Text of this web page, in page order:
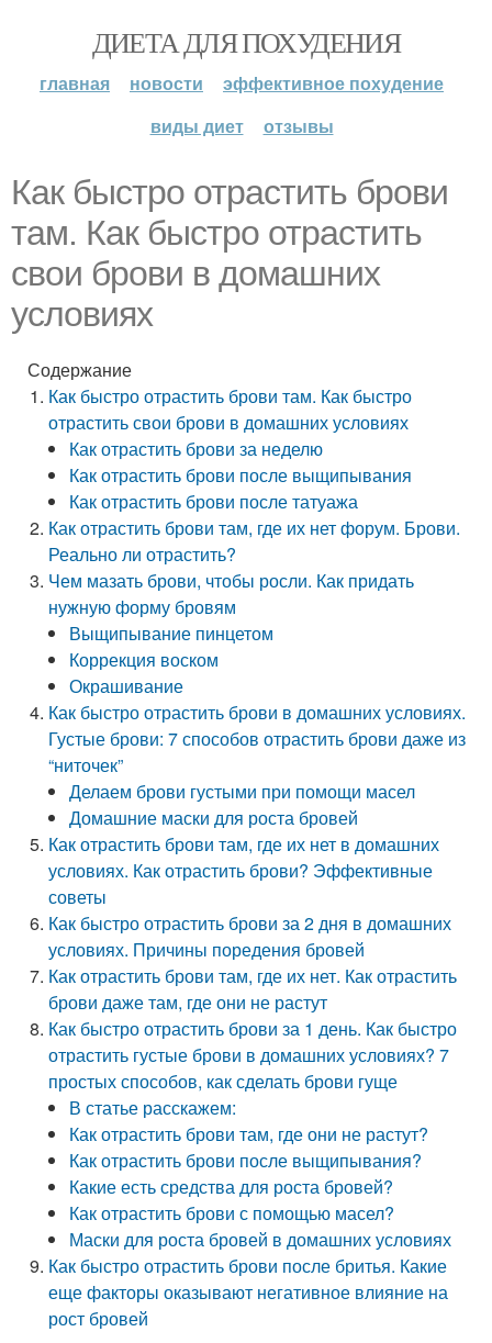
ДИЕТА ДЛЯ ПОХУДЕНИЯ
главная новости
эффективное похудение
виды диет
отзывы
Как быстро отрастить брови
там. Как быстро отрастить
свои брови в домашних
условиях
Содержание
Как быстро отрастить брови там. Как быстро
отрастить свои брови в домашних условиях
Как отрастить брови за неделю
Как отрастить брови после выщипывания
Как отрастить брови после татуажа
Как отрастить брови там, где их нет форум. Брови.
Реально ли отрастить?
Чем мазать брови, чтобы росли. Как придать
нужную форму бровям
Выщипывание пинцетом
Коррекция воском
Окрашивание
Как быстро отрастить брови в домашних условиях.
Густые брови: 7 способов отрастить брови даже из
“ниточек”
Делаем брови густыми при помощи масел
Домашние маски для роста бровей
Как отрастить брови там, где их нет в домашних
условиях. Как отрастить брови? Эффективные
советы
Как быстро отрастить брови за 2 дня в домашних
условиях. Причины поредения бровей
Как отрастить брови там, где их нет. Как отрастить
брови даже там, где они не растут
Как быстро отрастить брови за 1 день. Как быстро
отрастить густые брови в домашних условиях? 7
простых способов, как сделать брови гуще
В статье расскажем:
Как отрастить брови там, где они не растут?
Как отрастить брови после выщипывания?
Какие есть средства для роста бровей?
Как отрастить брови с помощью масел?
Маски для роста бровей в домашних условиях
Как быстро отрастить брови после бритья. Какие
еще факторы оказывают негативное влияние на
рост бровей